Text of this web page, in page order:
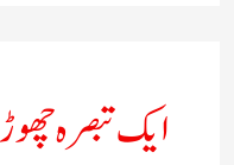
ایک تبصرہ